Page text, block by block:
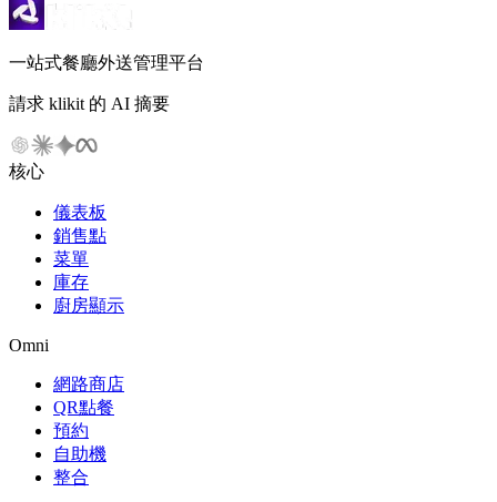
一站式餐廳外送管理平台
請求 klikit 的 AI 摘要
核心
儀表板
銷售點
菜單
庫存
廚房顯示
Omni
網路商店
QR點餐
預約
自助機
整合